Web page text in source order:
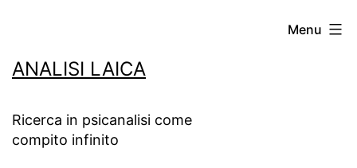
contenuto
ANALISI LAICA
Ricerca in psicanalisi come
compito infinito
Menu